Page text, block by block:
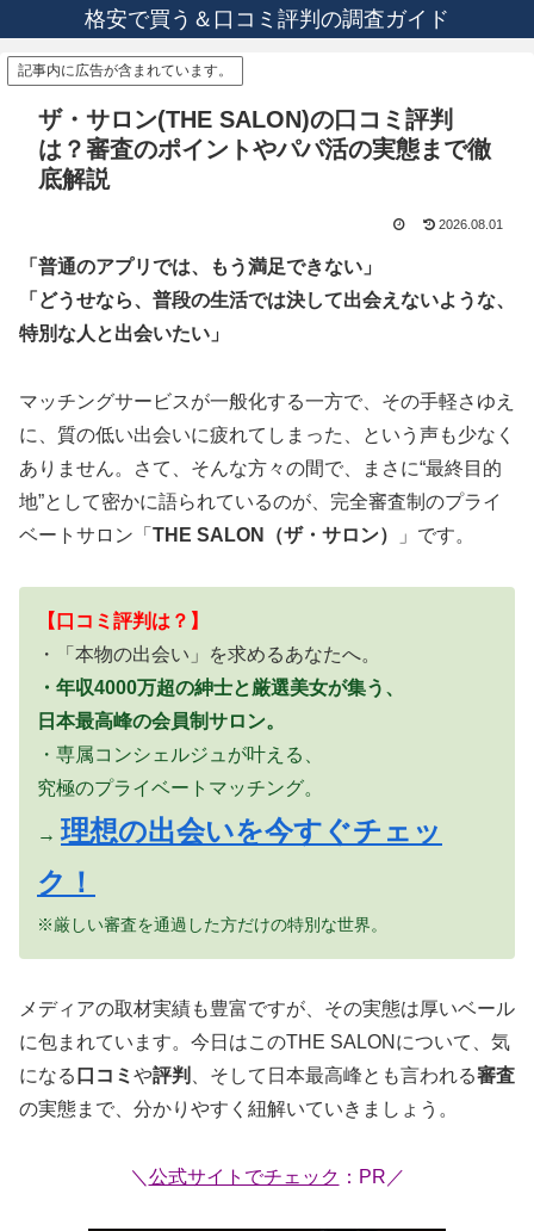
格安で買う＆口コミ評判の調査ガイド
記事内に広告が含まれています。
ザ・サロン(THE SALON)の口コミ評判
は？審査のポイントやパパ活の実態まで徹
底解説
2026.08.01
「普通のアプリでは、もう満足できない」
「どうせなら、普段の生活では決して出会えないような、
特別な人と出会いたい」
マッチングサービスが一般化する一方で、その手軽さゆえ
に、質の低い出会いに疲れてしまった、という声も少なく
ありません。さて、そんな方々の間で、まさに“最終目的
地”として密かに語られているのが、完全審査制のプライ
ベートサロン「 THE SALON（ザ・サロン） 」です。
【口コミ評判は？】
・「本物の出会い」を求めるあなたへ。
・年収4000万超の紳士と厳選美女が集う、
日本最高峰の会員制サロン。
・専属コンシェルジュが叶える、
究極のプライベートマッチング。
→ 理想の出会いを今すぐチェッ
ク！
※厳しい審査を通過した方だけの特別な世界。
メディアの取材実績も豊富ですが、その実態は厚いベール
に包まれています。今日はこのTHE SALONについて、気
になる 口コミ や評判 、そして日本最高峰とも言われる審査
の実態まで、分かりやすく紐解いていきましょう。
＼ 公式サイトでチェック ：PR／